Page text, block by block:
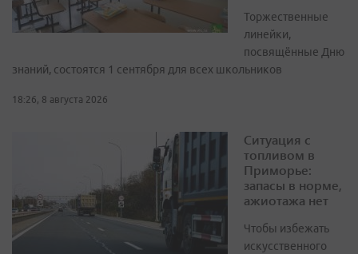
Торжественные
линейки,
посвящённые Дню
знаний, состоятся 1 сентября для всех школьников
18:26, 8 августа 2026
Ситуация с
топливом в
Приморье:
запасы в норме,
ажиотажа нет
Чтобы избежать
искусственного